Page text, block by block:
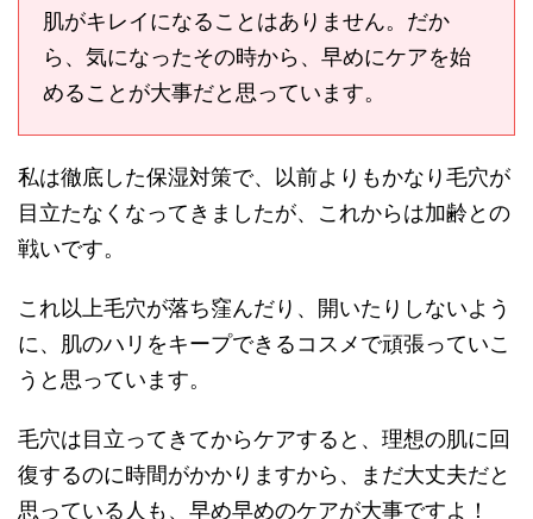
肌がキレイになることはありません。だか
ら、気になったその時から、早めにケアを始
めることが大事だと思っています。
私は徹底した保湿対策で、以前よりもかなり毛穴が
目立たなくなってきましたが、これからは加齢との
戦いです。
これ以上毛穴が落ち窪んだり、開いたりしないよう
に、肌のハリをキープできるコスメで頑張っていこ
うと思っています。
毛穴は目立ってきてからケアすると、理想の肌に回
復するのに時間がかかりますから、まだ大丈夫だと
思っている人も、早め早めのケアが大事ですよ！